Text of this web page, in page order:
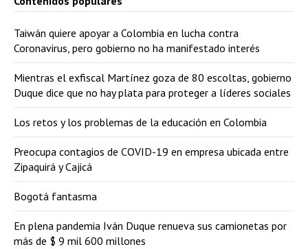
Taiwán quiere apoyar a Colombia en lucha contra
Coronavirus, pero gobierno no ha manifestado interés
Mientras el exfiscal Martínez goza de 80 escoltas, gobierno
Duque dice que no hay plata para proteger a líderes sociales
Los retos y los problemas de la educación en Colombia
Preocupa contagios de COVID-19 en empresa ubicada entre
Zipaquirá y Cajicá
Bogotá fantasma
En plena pandemia Iván Duque renueva sus camionetas por
más de $ 9 mil 600 millones